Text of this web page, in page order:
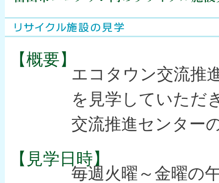
【概要】
エコタウン交流推
を見学していただ
交流推進センター
【見学日時】
毎週火曜～金曜の